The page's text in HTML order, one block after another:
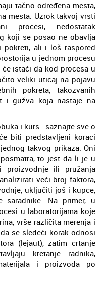
tačno određena mesta,
mesta. Uzrok takvoj vrsti
procesi, nedostatak
koji se posao ne obavlja
ali i loš raspored
u jednom procesu
istaći da kod procesa u
veliki uticaj na pojavu
pokreta, takozvanih
i gužva koja nastaje na
i kurs - saznajte sve o
biti predstavljeni koraci
takvog prikaza. Oni
to jest da li je u
proizvodnje ili pružanja
veći broj faktora,
uključiti još i kupce,
saradnike. Na primer, u
u laboratorijama koje
vrše različita merenja i
se sledeći korak odnosi
(lejaut), zatim crtanje
kretanje radnika,
i proizvoda po